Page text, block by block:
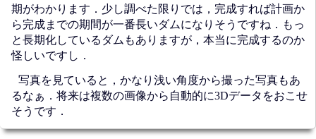
期がわかります．少し調べた限りでは，完成すれば計画か
ら完成までの期間が一番長いダムになりそうですね．もっ
と長期化しているダムもありますが，本当に完成するのか
怪しいですし．
写真を見ていると，かなり浅い角度から撮った写真もあ
るなぁ．将来は複数の画像から自動的に3Dデータをおこせ
そうです．